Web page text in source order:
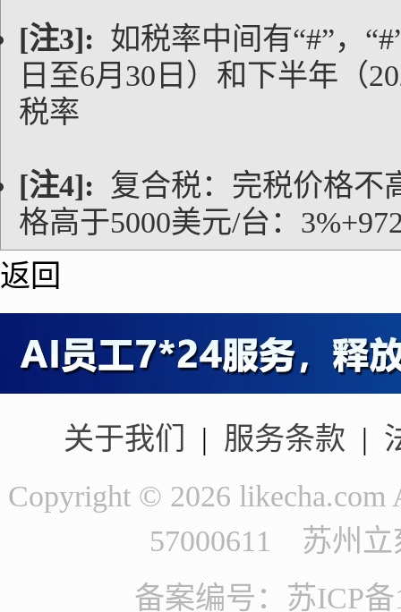
[注3]: 如税率中间有“#”，
日至6月30日）和下半年（
税率
[注4]: 复合税：完税价格不
格高于5000美元/台：
返回
关于我们 | 服务条款 |
Copyright © 2026 likecha.com
57000611 苏州立
备案编号：苏ICP备